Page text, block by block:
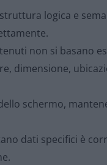
logica e
non si basano
dimensione,
schermo,
dati specifici è